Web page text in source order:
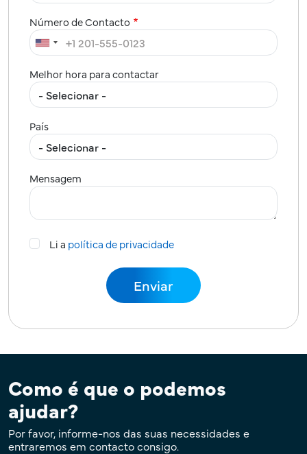
Número de Contacto
Melhor hora para contactar
País
Mensagem
Li a política de privacidade
Como é que o podemos
ajudar?
Por favor, informe-nos das suas necessidades e
entraremos em contacto consigo.